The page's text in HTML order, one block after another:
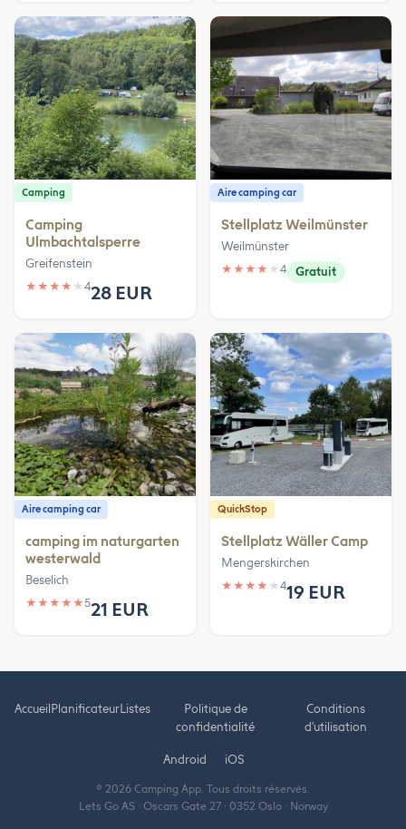
Camping
Camping
Ulmbachtalsperre
Greifenstein
★ ★ ★ ★ ★ 428 EUR
Aire camping car
Stellplatz Weilmünster
Weilmünster
★ ★ ★ ★ ★ 4 Gratuit
Aire camping car
camping im naturgarten
westerwald
Beselich
★ ★ ★ ★ ★521 EUR
QuickStop
Stellplatz Wäller Camp
Mengerskirchen
★ ★ ★ ★ ★ 419 EUR
AccueilPlanificateurListes
Politique de
confidentialité
Conditions
d'utilisation
Android iOS
© 2026 Camping App. Tous droits réservés.
Lets Go AS · Oscars Gate 27 · 0352 Oslo · Norway